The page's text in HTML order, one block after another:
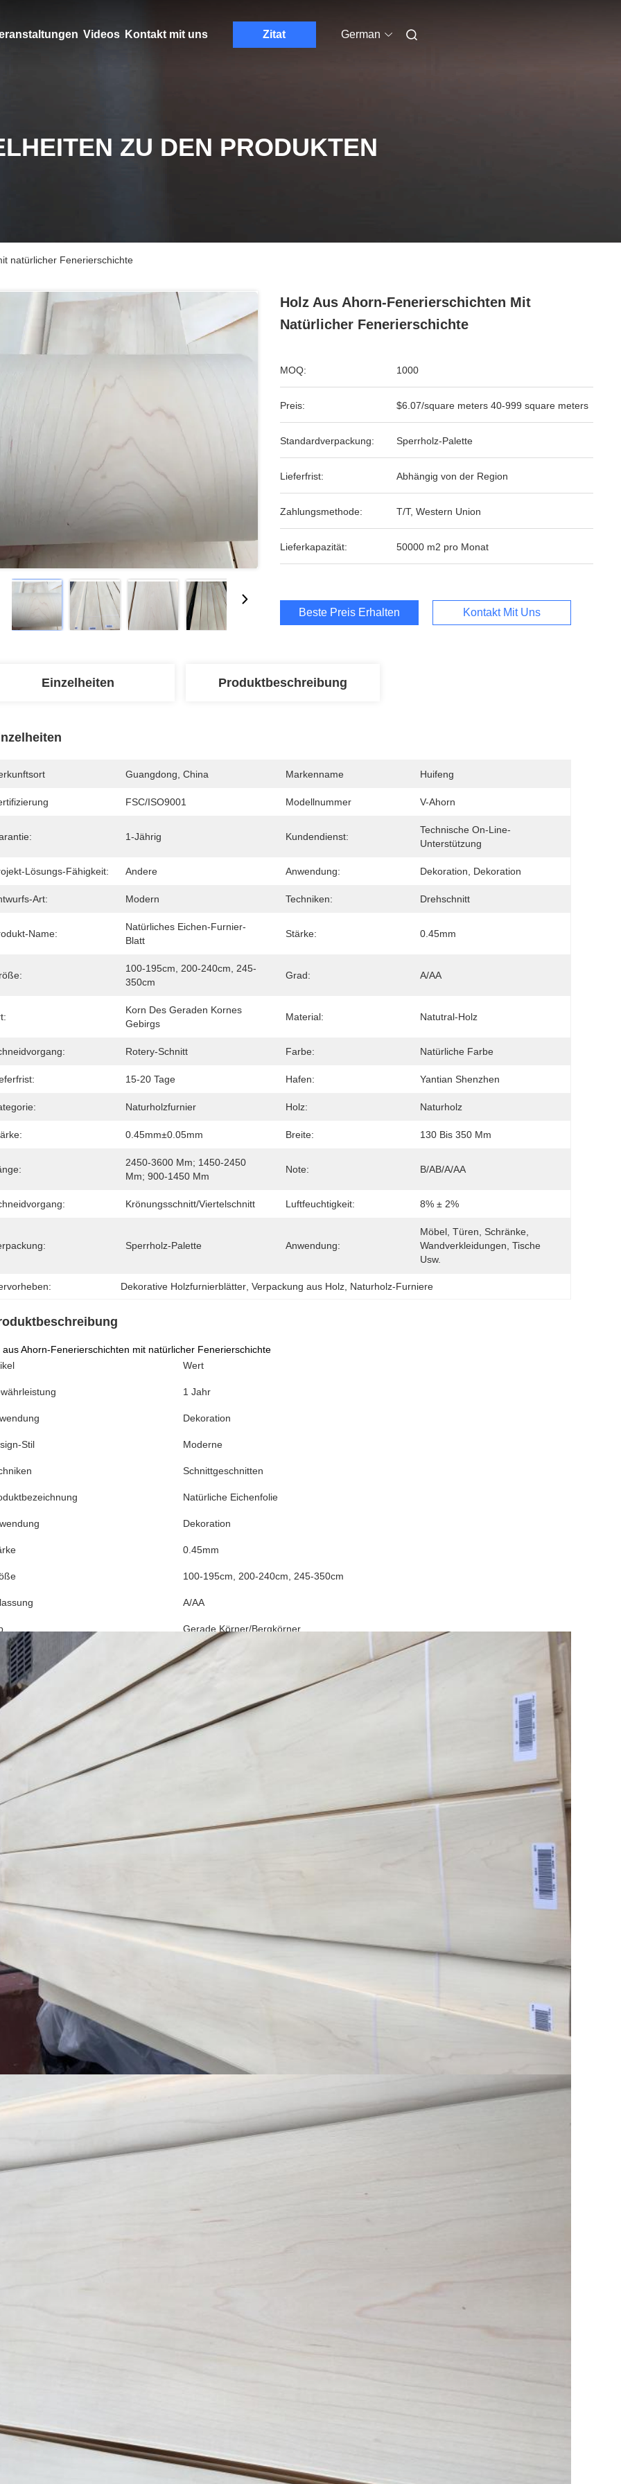
Videos Kontakt mit uns Zitat German
ZU DEN PRODUKTEN
natürlicher Fenerierschichte
Holz Aus Ahorn-Fenerierschichten Mit
Natürlicher Fenerierschichte
MOQ: 1000
Preis: $6.07/square meters 40-999 square meters
Standardverpackung: Sperrholz-Palette
Lieferfrist: Abhängig von der Region
Zahlungsmethode: T/T, Western Union
Lieferkapazität: 50000 m2 pro Monat
Beste Preis Erhalten Kontakt Mit Uns
Einzelheiten Produktbeschreibung
Guangdong, China Markenname Huifeng
FSC/ISO9001 Modellnummer V-Ahorn
1-Jährig Kundendienst:
Technische On-Line-
Unterstützung
Lösungs-Fähigkeit: Andere Anwendung: Dekoration, Dekoration
Art: Modern Techniken: Drehschnitt
Name:
Natürliches Eichen-Furnier-
Blatt
Stärke: 0.45mm
100-195cm, 200-240cm, 245-
350cm
Grad: A/AA
Korn Des Geraden Kornes
Gebirgs
Material: Natutral-Holz
Rotery-Schnitt Farbe: Natürliche Farbe
15-20 Tage Hafen: Yantian Shenzhen
Naturholzfurnier Holz: Naturholz
0.45mm±0.05mm Breite: 130 Bis 350 Mm
2450-3600 Mm; 1450-2450
Mm; 900-1450 Mm
Note: B/AB/A/AA
Krönungsschnitt/Viertelschnitt Luftfeuchtigkeit: 8% ± 2%
Sperrholz-Palette Anwendung:
Möbel, Türen, Schränke,
Wandverkleidungen, Tische
Usw.
Dekorative Holzfurnierblätter , Verpackung aus Holz Naturholz-Furniere
aus Ahorn-Fenerierschichten mit natürlicher Fenerierschichte
Wert
1 Jahr
Dekoration
Stil Moderne
Schnittgeschnitten
Natürliche Eichenfolie
Dekoration
0.45mm
100-195cm, 200-240cm, 245-350cm
A/AA
Gerade Körner/Bergkörner
Rotationsschnitt
verschiedene Sorten von Naturholzfurnier, das die Textur und wunderbare Note des Naturholzes bewahrt.und
ist auch mehr dreidimensionaleDas Muster ist nicht nur voller Dynamik und Vitalität, sondern hat auch fast
Wiederholung. Natürliche Holzbarke hat natürliche Eigenschaften, mit verschiedenen und vielfältigen
gibt keine zwei Blätter, die genau gleich sind auf der Welt"und keine zwei Blätter natürlicher großer Rinde
exakt gleich. Daher ist seine Eigenschaft, dass sich die Textur nicht wiederholt, und der Musterunterschied ist
dem ästhetischen Streben der Verbraucher nach Natur und Nähe zur Natur